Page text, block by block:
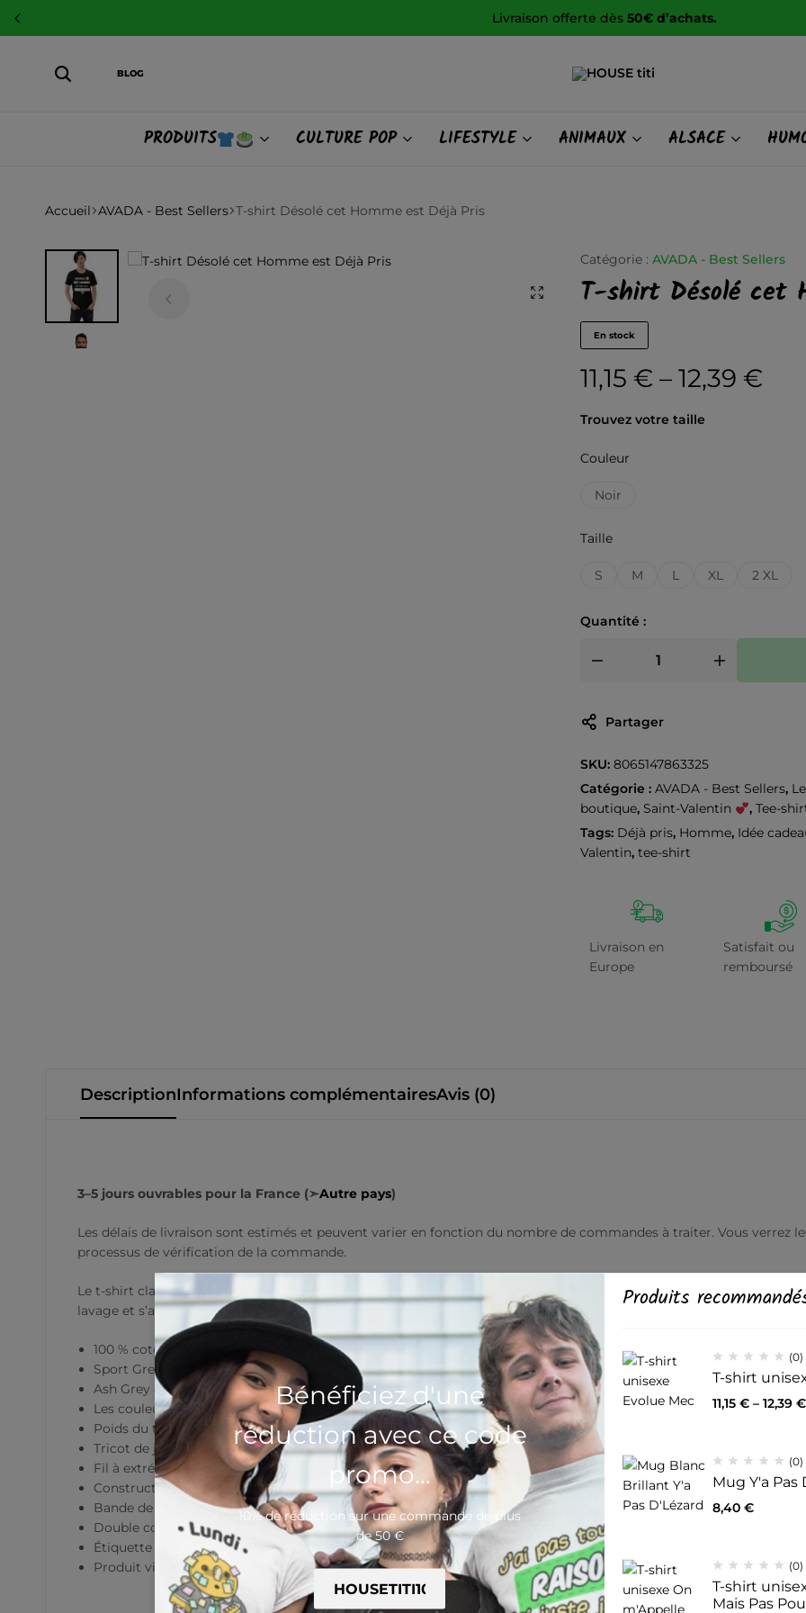
BLOG
PRODUITS CULTURE POP LIFESTYLE ANIMAUX ALSACE
Accueil AVADA - Best Sellers T-shirt Désolé cet Homme est Déjà Pris
Catégorie : AVADA - Best Sellers
T-shirt Désolé cet
En stock
11,15 € – 12,39 €
Trouvez votre taille
Couleur
Noir
Taille
S M L XL 2 XL
Quantité :
Partager
SKU: 8065147863325
Catégorie : AVADA - Best Sellers,
boutique, Saint-Valentin , Tee-
Tags: Déjà pris, Homme, Idée
Valentin, tee-shirt
Livraison en
Europe
Satisfait ou
remboursé
DescriptionInformations complémentairesAvis (0)
3–5 jours ouvrables pour la France (➣Autre pays)
Les délais de livraison sont estimés et peuvent varier en fonction du nombre de commandes à traiter. Vous verrez
processus de vérification de la commande.
Le t-shirt classique Gildan 5000
possède une coupe structurée qui le sublime. Son tissu en coton résistant
lavage et s’adapte parfaitement à n’importe quel look. Ajoutez votre design et créez un t-shirt au style intemporel
100 % coton
Sport Grey est composé de 90 % coton et de 10 % polyester
Ash Grey est composé de 99 % coton et d’1 % de polyester
Les couleurs Heather sont composées de 50 % cotton et de 50 % polyester
Poids du tissu : 170–180 g/m² (5.0–5.3 oz/yd²)
Tricot de jersey pré-rétréci
Fil à extrémité ouverte
Construction tubulaire
Bande de propreté au col et aux épaules
Double couture aux manches et à l’ourlet inférieur
Étiquette détachable
Produit vierge provenant du Honduras, Nicaragua, Haïti, République dominicaine, Bangladesh et Mexique
Bénéficiez d'une
réduction avec ce code
promo...
10% de réduction sur une commande de plus
de 50 €
Produits
(0)
T-shirt
11,15 € – 12,39 €
(0)
Mug Y'a Pas
8,40 €
(0)
T-shirt
Mais Pas